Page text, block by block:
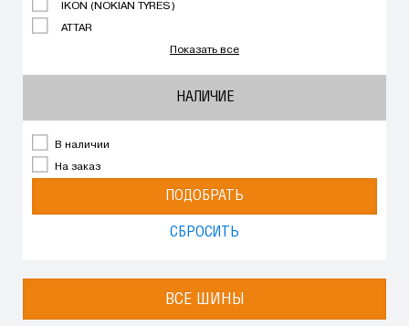
IKON (NOKIAN TYRES)
ATTAR
Показать все
НАЛИЧИЕ
В наличии
На заказ
ПОДОБРАТЬ
СБРОСИТЬ
ВСЕ ШИНЫ